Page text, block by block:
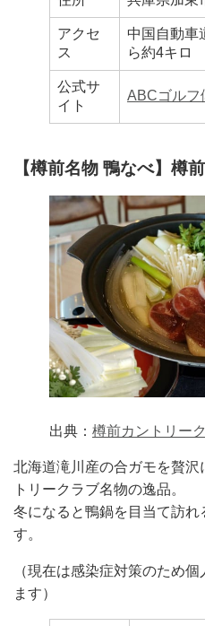
アクセ
ス
中国自動車
ら約4キロ
公式サ
イト
ABCゴルフ
【樽前名物 鴨なべ】樽
出典： 樽前カントリー
北海道滝川産の合ガモを贅
トリークラブ名物の逸品。
冬になると鴨鍋を目当て訪
す。
（現在は感染症対策のため
ます）